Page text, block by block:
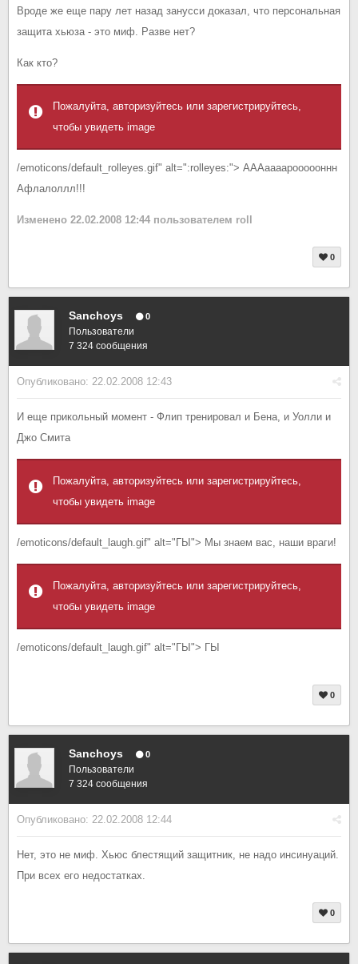
Вроде же еще пару лет назад занусси доказал, что персональная
защита хьюза - это миф. Разве нет?
Как кто?
Пожалуйта, авторизуйтесь или зарегистрируйтесь,
чтобы увидеть image
/emoticons/default_rolleyes.gif" alt=":rolleyes:"> АААаааароооооннн
Афлалоллл!!!
Изменено 22.02.2008 12:44 пользователем roll
0
Sanchoys 0
Пользователи
7 324 сообщения
Опубликовано: 22.02.2008 12:43
И еще прикольный момент - Флип тренировал и Бена, и Уолли и
Джо Смита
Пожалуйта, авторизуйтесь или зарегистрируйтесь,
чтобы увидеть image
/emoticons/default_laugh.gif" alt="ГЫ"> Мы знаем вас, наши враги!
Пожалуйта, авторизуйтесь или зарегистрируйтесь,
чтобы увидеть image
/emoticons/default_laugh.gif" alt="ГЫ"> ГЫ
0
Sanchoys 0
Пользователи
7 324 сообщения
Опубликовано: 22.02.2008 12:44
Нет, это не миф. Хьюс блестящий защитник, не надо инсинуаций.
При всех его недостатках.
0